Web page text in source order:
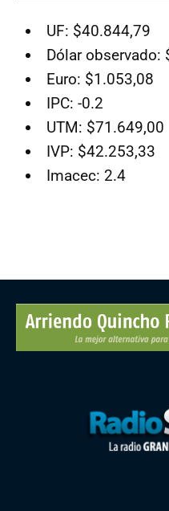
UF: $40.844,79
Dólar observado:
Euro: $1.053,08
IPC: -0.2
UTM: $71.649,00
IVP: $42.253,33
Imacec: 2.4